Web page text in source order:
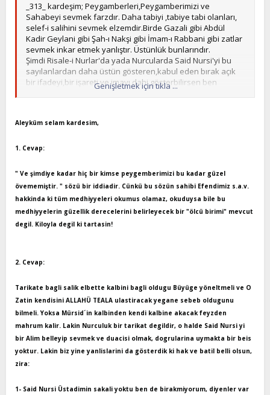
_313_ kardeşim; Peygamberleri,Peygamberimizi ve
Sahabeyi sevmek farzdır. Daha tabiyi ,tabiye tabi olanları,
selef-i salihini sevmek elzemdir.Birde Gazali gibi Abdül
Kadir Geylani gibi Şah-ı Nakşi gibi İmam-ı Rabbani gibi zatlar
sevmek inkar etmek yanlıştır. Üstünlük bunlarındır.
Şimdi Risale-i Nurlar'da yada Nurcularda Said Nursi'yi bu
sayılanlardan daha üstün gösteren,kabul eden bırak açık
bir ifadeyi,bir işareti ve imayı dahi gösterbilirsen ben
sorun. Yoksa sen kendi Üstadını böyle görmüyor musun?
Genişletmek için tıkla ...
Aleyküm selam kardesim,
1. Cevap:
" Ve şimdiye kadar hiç bir kimse peygemberimizi bu kadar güzel
övememiştir. " sözü bir iddiadir. Cünkü bu sözün sahibi Efendimiz s.a.v.
hakkinda ki tüm medhiyyeleri okumus olamaz, okuduysa bile bu
medhiyyelerin güzellik derecelerini belirleyecek bir "ölcü birimi" mevcut
degil. Kiloyla degil ki tartasin!
2. Cevap:
Tarikate bagli salik elbette kalbini bagli oldugu Büyüge yöneltmeli ve O
Zatin kendisini ALLAHÜ TEALA ulastiracak yegane sebeb oldugunu
bilmeli. Yoksa Mürsid´in kalbinden kendi kalbine akacak feyzden
mahrum kalir. Lakin Nurculuk bir tarikat degildir, o halde Said Nursi yi
bir Alim belleyip sevmek ve duacisi olmak, dogrularina uymakta bir beis
yoktur. Lakin biz yine yanlislarini da gösterdik ki hak ve batil belli olsun,
zira:
1- Said Nursi Üstadimin sakali yoktu ben de birakmiyorum, diyenler var